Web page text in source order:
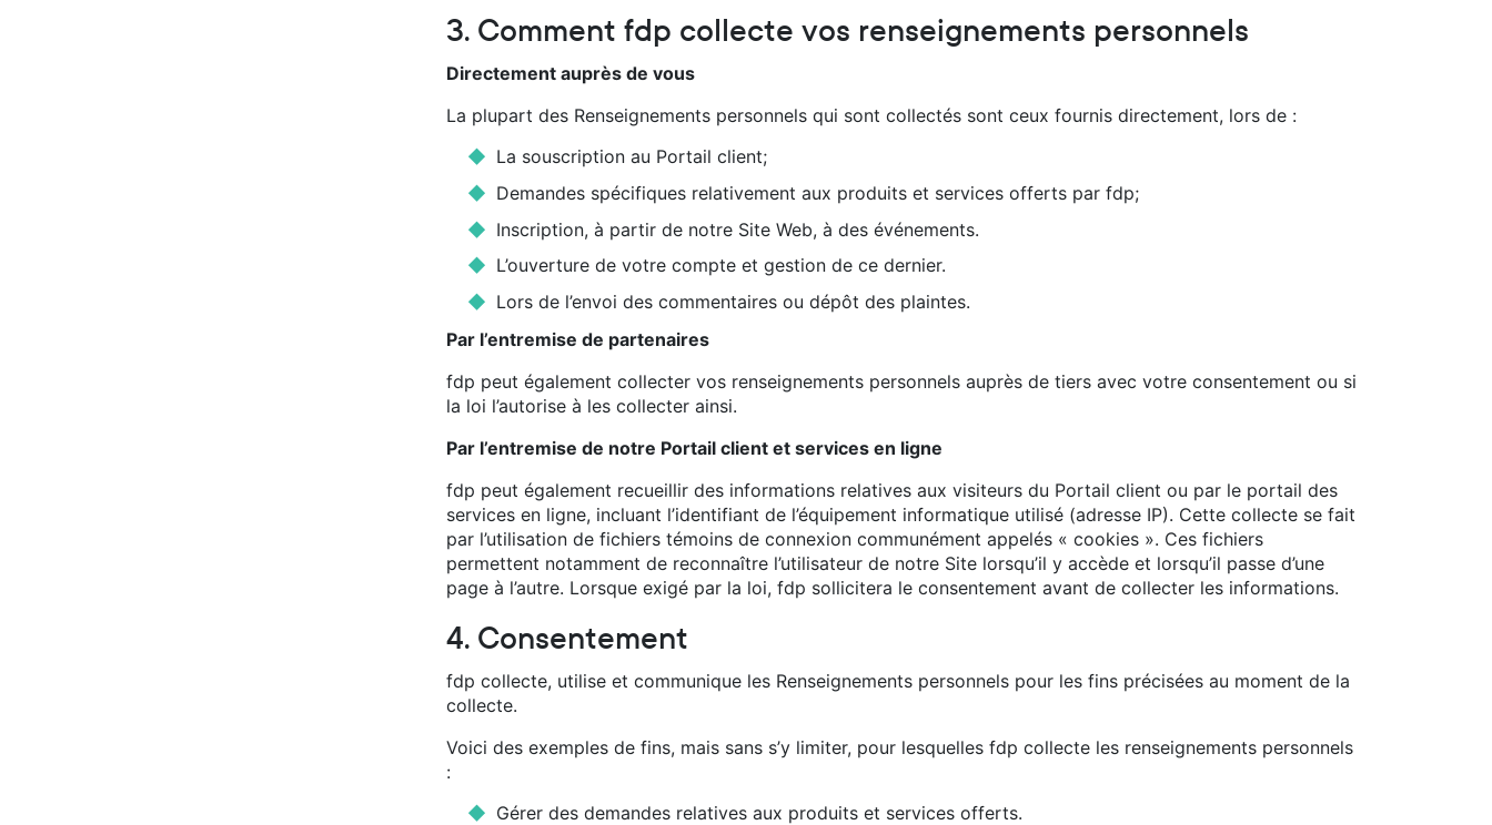
3. Comment fdp collecte vos renseignements personnels
Directement auprès de vous
La plupart des Renseignements personnels qui sont collectés sont ceux fournis directement, lors de :
La souscription au Portail client;
Demandes spécifiques relativement aux produits et services offerts par fdp;
Inscription, à partir de notre Site Web, à des événements.
L’ouverture de votre compte et gestion de ce dernier.
Lors de l’envoi des commentaires ou dépôt des plaintes.
Par l’entremise de partenaires
fdp peut également collecter vos renseignements personnels auprès de tiers avec votre consentement ou si
la loi l’autorise à les collecter ainsi.
Par l’entremise de notre Portail client et services en ligne
fdp peut également recueillir des informations relatives aux visiteurs du Portail client ou par le portail des
services en ligne, incluant l’identifiant de l’équipement informatique utilisé (adresse IP). Cette collecte se fait
par l’utilisation de fichiers témoins de connexion communément appelés « cookies ». Ces fichiers
permettent notamment de reconnaître l’utilisateur de notre Site lorsqu’il y accède et lorsqu’il passe d’une
page à l’autre. Lorsque exigé par la loi, fdp sollicitera le consentement avant de collecter les informations.
4. Consentement
fdp collecte, utilise et communique les Renseignements personnels pour les fins précisées au moment de la
collecte.
Voici des exemples de fins, mais sans s’y limiter, pour lesquelles fdp collecte les renseignements personnels
:
Gérer des demandes relatives aux produits et services offerts.